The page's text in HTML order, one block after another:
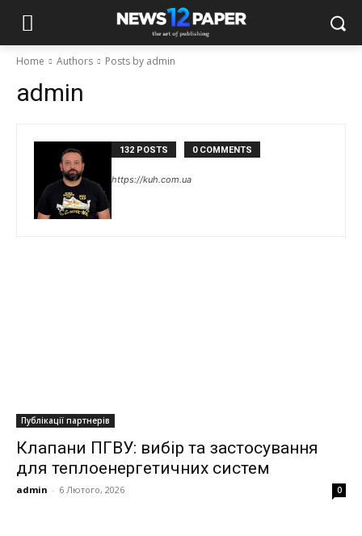
Home Authors Posts by admin
admin
132 POSTS 0 COMMENTS
https://kuh.com.ua
Публікації партнерів
Клапани ПГВУ: вибір та застосування
для теплоенергетичних систем
admin - 6 Лютого, 2026 0